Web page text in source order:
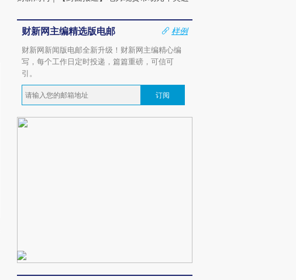
财新网主编精选版电邮
样例
财新网新闻版电邮全新升级！财新网主编精心编
写，每个工作日定时投递，篇篇重磅，可信可
引。
订阅